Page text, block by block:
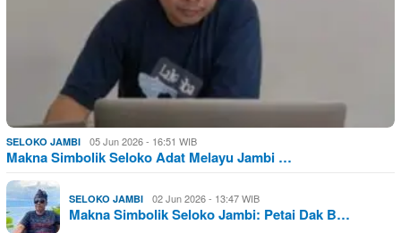
SELOKO JAMBI 05 Jun 2026 - 16:51 WIB
Makna Simbolik Seloko Adat Melayu Jambi …
SELOKO JAMBI 02 Jun 2026 - 13:47 WIB
Makna Simbolik Seloko Jambi: Petai Dak B…